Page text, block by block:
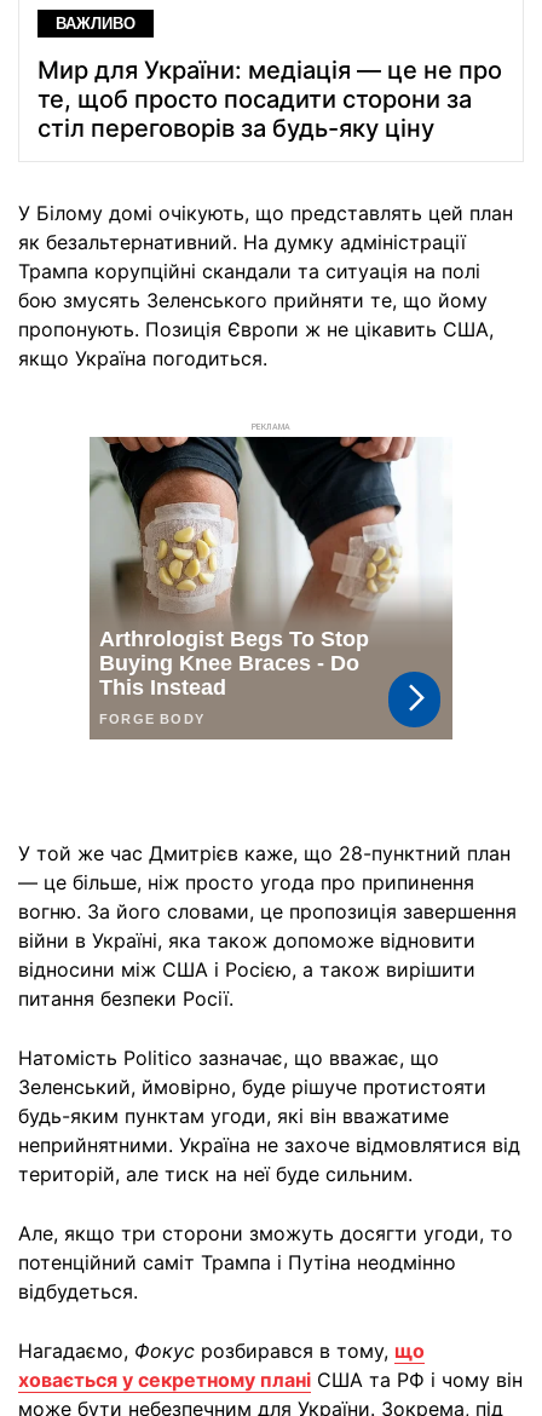
ВАЖЛИВО
Мир для України: медіація — це не про
те, щоб просто посадити сторони за
стіл переговорів за будь-яку ціну
У Білому домі очікують, що представлять цей план
як безальтернативний. На думку адміністрації
Трампа корупційні скандали та ситуація на полі
бою змусять Зеленського прийняти те, що йому
пропонують. Позиція Європи ж не цікавить США,
якщо Україна погодиться.
РЕКЛАМА
У той же час Дмитрієв каже, що 28-пунктний план
— це більше, ніж просто угода про припинення
вогню. За його словами, це пропозиція завершення
війни в Україні, яка також допоможе відновити
відносини між США і Росією, а також вирішити
питання безпеки Росії.
Натомість Politico зазначає, що вважає, що
Зеленський, ймовірно, буде рішуче протистояти
будь-яким пунктам угоди, які він вважатиме
неприйнятними. Україна не захоче відмовлятися від
територій, але тиск на неї буде сильним.
Але, якщо три сторони зможуть досягти угоди, то
потенційний саміт Трампа і Путіна неодмінно
відбудеться.
Нагадаємо, Фокус розбирався в тому, що
ховається у секретному плані США та РФ і чому він
може бути небезпечним для України. Зокрема, під